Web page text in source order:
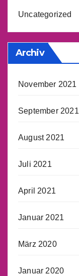
Uncategorized
Archiv
November 2021
September 2021
August 2021
Juli 2021
April 2021
Januar 2021
März 2020
Januar 2020